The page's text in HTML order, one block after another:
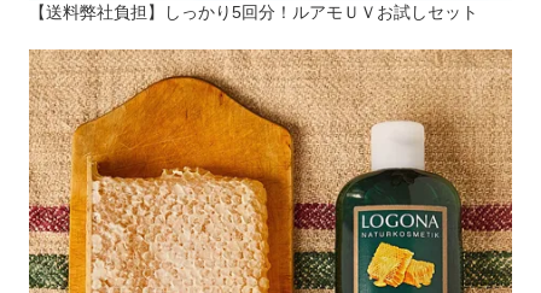
【送料弊社負担】しっかり5回分！ルアモＵＶお試しセット